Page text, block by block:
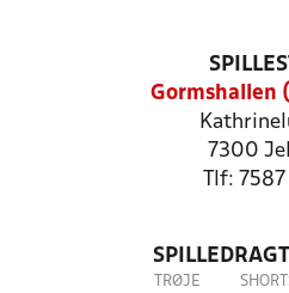
Gormshallen
7300
Tlf: 7587
TRØJE